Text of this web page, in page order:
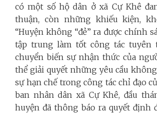
có một số hộ dân ở xã Cự Khê
thuận, còn những khiếu kiện,
“Huyện không “đẻ” ra được chính
tập trung làm tốt công tác tuyên
chuyển biến sự nhận thức của
thể giải quyết những yêu cầu
sự hạn chế trong công tác chỉ đạo
ban nhân dân xã Cự Khê, đầu
huyện đã thông báo ra quyết định